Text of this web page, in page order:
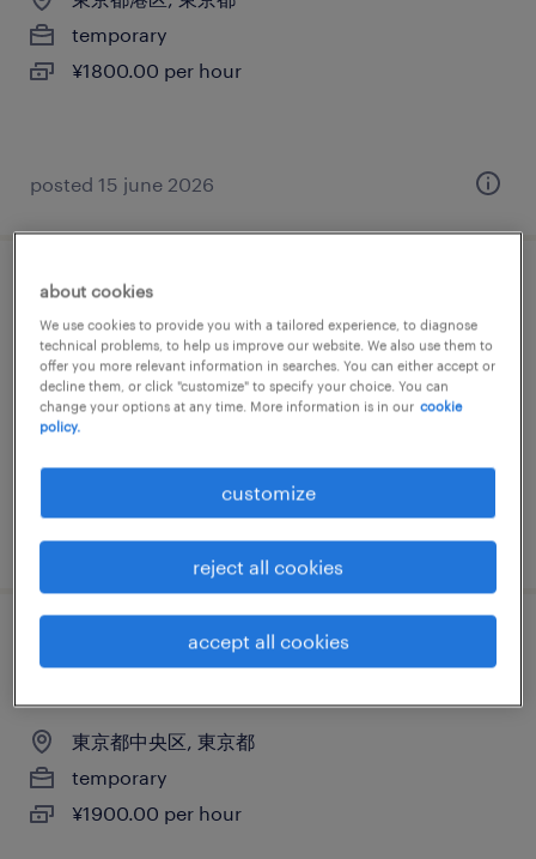
temporary
¥1800.00 per hour
posted 15 june 2026
メーカー系のデザイナー（住宅・インテリ
ア）
東京都新宿区, 東京都
temporary
posted 28 july 2026
メーカー系のwebデザイナー・webデザイ
東京都中央区, 東京都
temporary
¥1900.00 per hour
about cookies
We use cookies to provide you with a tailored experience, to diagnose
technical problems, to help us improve our website. We also use them to
offer you more relevant information in searches. You can either accept or
decline them, or click "customize" to specify your choice. You can
change your options at any time. More information is in our cookie
policy.
customize
reject all cookies
accept all cookies